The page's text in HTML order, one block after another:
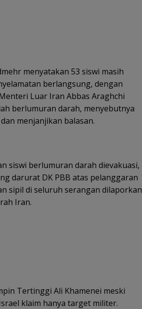
menyatakan 53 siswi masih
berlangsung, dengan
Luar Iran Abbas Araghchi
berlumuran darah, menyebutnya
menjanjikan balasan.
siswi berlumuran darah dievakuasi,
darurat DK PBB atas pelanggaran
sipil di seluruh serangan dilaporkan
Iran.
Tertinggi Ali Khamenei meski
klaim hanya target militer.